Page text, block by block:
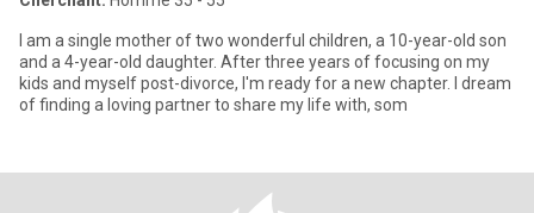
I am a single mother of two wonderful children, a 10-year-old son
and a 4-year-old daughter. After three years of focusing on my
kids and myself post-divorce, I'm ready for a new chapter. I dream
of finding a loving partner to share my life with, som